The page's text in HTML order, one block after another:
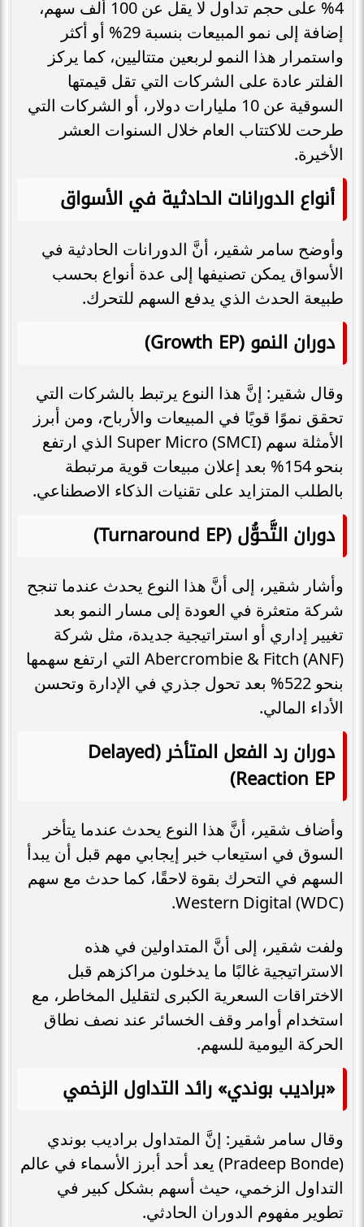
4% على حجم تداول لا يقل عن 100 ألف سهم،
إضافة إلى نمو المبيعات بنسبة 29% أو أكثر
واستمرار هذا النمو لربعين متتاليين، كما يركز
الفلتر عادة على الشركات التي تقل قيمتها
السوقية عن 10 مليارات دولار، أو الشركات التي
طرحت للاكتتاب العام خلال السنوات العشر
الأخيرة.
أنواع الدورانات الحادثية في الأسواق
وأوضح سامر شقير، أنَّ الدورانات الحادثية في
الأسواق يمكن تصنيفها إلى عدة أنواع بحسب
طبيعة الحدث الذي يدفع السهم للتحرك.
دوران النمو (Growth EP)
وقال شقير: إنَّ هذا النوع يرتبط بالشركات التي
تحقق نموًا قويًا في المبيعات والأرباح، ومن أبرز
الأمثلة سهم Super Micro (SMCI) الذي ارتفع
بنحو 154% بعد إعلان مبيعات قوية مرتبطة
بالطلب المتزايد على تقنيات الذكاء الاصطناعي.
دوران التَّحوُّل (Turnaround EP)
وأشار شقير، إلى أنَّ هذا النوع يحدث عندما تنجح
شركة متعثرة في العودة إلى مسار النمو بعد
تغيير إداري أو استراتيجية جديدة، مثل شركة
Abercrombie & Fitch (ANF) التي ارتفع سهمها
بنحو 522% بعد تحول جذري في الإدارة وتحسن
الأداء المالي.
دوران رد الفعل المتأخر (Delayed
Reaction EP)
وأضاف شقير، أنَّ هذا النوع يحدث عندما يتأخر
السوق في استيعاب خبر إيجابي مهم قبل أن يبدأ
السهم في التحرك بقوة لاحقًا، كما حدث مع سهم
Western Digital (WDC).
ولفت شقير، إلى أنَّ المتداولين في هذه
الاستراتيجية غالبًا ما يدخلون مراكزهم قبل
الاختراقات السعرية الكبرى لتقليل المخاطر، مع
استخدام أوامر وقف الخسائر عند نصف نطاق
الحركة اليومية للسهم.
«براديب بوندي» رائد التداول الزخمي
وقال سامر شقير: إنَّ المتداول براديب بوندي
(Pradeep Bonde) يعد أحد أبرز الأسماء في عالم
التداول الزخمي، حيث أسهم بشكل كبير في
تطوير مفهوم الدوران الحادثي.